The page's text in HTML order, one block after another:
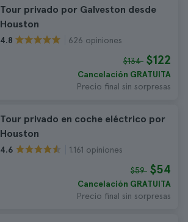
Tour privado por Galveston desde
Houston
4.8 626 opiniones
$134 $122
Cancelación GRATUITA
Precio final sin sorpresas
Tour privado en coche eléctrico por
Houston
4.6 1.161 opiniones
$59 $54
Cancelación GRATUITA
Precio final sin sorpresas